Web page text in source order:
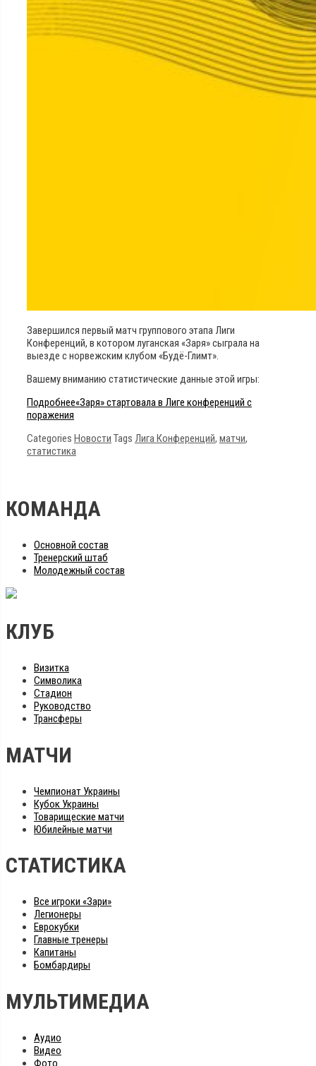
Завершился первый матч группового этапа Лиги
Конференций, в котором луганская «Заря» сыграла на
выезде с норвежским клубом «Будё-Глимт».
Вашему вниманию статистические данные этой игры:
Подробнее«Заря» стартовала в Лиге конференций с
поражения
Categories Новости Tags Лига Конференций, матчи,
статистика
КОМАНДА
Основной состав
Тренерский штаб
Молодежный состав
КЛУБ
Визитка
Символика
Стадион
Руководство
Трансферы
МАТЧИ
Чемпионат Украины
Кубок Украины
Товарищеские матчи
Юбилейные матчи
СТАТИСТИКА
Все игроки «Зари»
Легионеры
Еврокубки
Главные тренеры
Капитаны
Бомбардиры
МУЛЬТИМЕДИА
Аудио
Видео
Фото